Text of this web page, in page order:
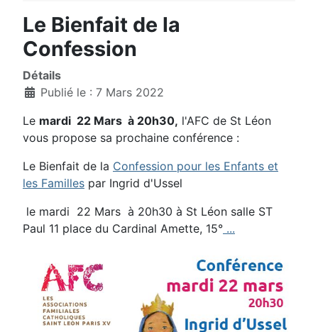
Le Bienfait de la
Confession
Détails
Publié le : 7 Mars 2022
Le mardi 22 Mars à 20h30, l'AFC de St Léon
vous propose sa prochaine conférence :
Le Bienfait de la Confession pour les Enfants et
les Familles par Ingrid d'Ussel
le mardi 22 Mars à 20h30 à St Léon salle ST
Paul 11 place du Cardinal Amette, 15° ...